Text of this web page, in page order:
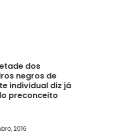
dos
negros de
individual diz já
preconceito
2016